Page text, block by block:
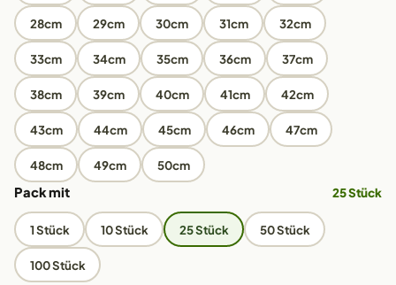
28cm 29cm 30cm 31cm 32cm
33cm 34cm 35cm 36cm 37cm
38cm 39cm 40cm 41cm 42cm
43cm 44cm 45cm 46cm 47cm
48cm 49cm 50cm
Pack mit 25 Stück
1 Stück 10 Stück 25 Stück 50 Stück
100 Stück